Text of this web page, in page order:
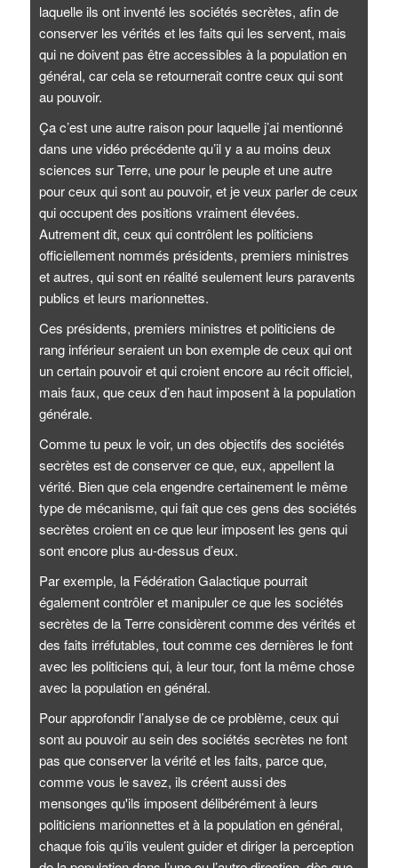
laquelle ils ont inventé les sociétés secrètes, afin de
conserver les vérités et les faits qui les servent, mais
qui ne doivent pas être accessibles à la population en
général, car cela se retournerait contre ceux qui sont
au pouvoir.
Ça c’est une autre raison pour laquelle j’ai mentionné
dans une vidéo précédente qu’il y a au moins deux
sciences sur Terre, une pour le peuple et une autre
pour ceux qui sont au pouvoir, et je veux parler de ceux
qui occupent des positions vraiment élevées.
Autrement dit, ceux qui contrôlent les politiciens
officiellement nommés présidents, premiers ministres
et autres, qui sont en réalité seulement leurs paravents
publics et leurs marionnettes.
Ces présidents, premiers ministres et politiciens de
rang inférieur seraient un bon exemple de ceux qui ont
un certain pouvoir et qui croient encore au récit officiel,
mais faux, que ceux d’en haut imposent à la population
générale.
Comme tu peux le voir, un des objectifs des sociétés
secrètes est de conserver ce que, eux, appellent la
vérité. Bien que cela engendre certainement le même
type de mécanisme, qui fait que ces gens des sociétés
secrètes croient en ce que leur imposent les gens qui
sont encore plus au-dessus d’eux.
Par exemple, la Fédération Galactique pourrait
également contrôler et manipuler ce que les sociétés
secrètes de la Terre considèrent comme des vérités et
des faits irréfutables, tout comme ces dernières le font
avec les politiciens qui, à leur tour, font la même chose
avec la population en général.
Pour approfondir l’analyse de ce problème, ceux qui
sont au pouvoir au sein des sociétés secrètes ne font
pas que conserver la vérité et les faits, parce que,
comme vous le savez, ils créent aussi des
mensonges qu'ils imposent délibérément à leurs
politiciens marionnettes et à la population en général,
chaque fois qu’ils veulent guider et diriger la perception